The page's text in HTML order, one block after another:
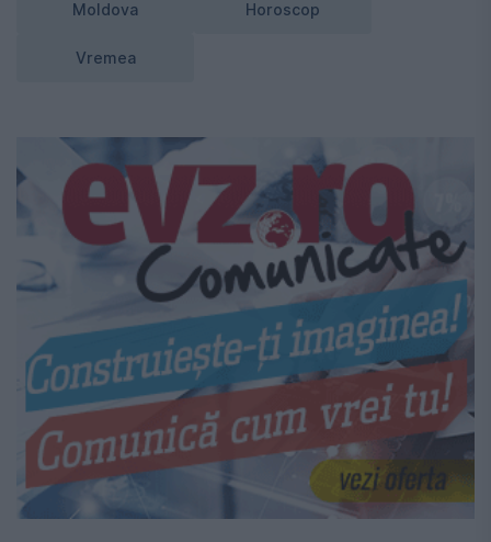
Moldova Horoscop
Vremea